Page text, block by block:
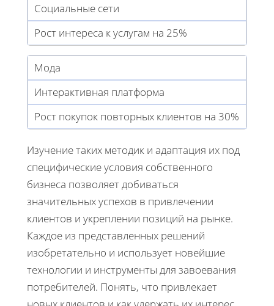
Социальные сети
Рост интереса к услугам на 25%
Мода
Интерактивная платформа
Рост покупок повторных клиентов на 30%
Изучение таких методик и адаптация их под
специфические условия собственного
бизнеса позволяет добиваться
значительных успехов в привлечении
клиентов и укреплении позиций на рынке.
Каждое из представленных решений
изобретательно и использует новейшие
технологии и инструменты для завоевания
потребителей. Понять, что привлекает